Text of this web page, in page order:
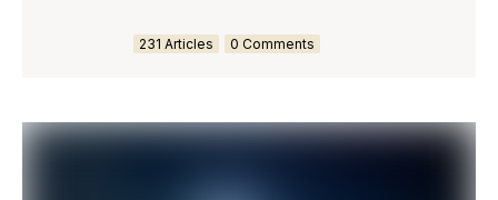
231 Articles 0 Comments